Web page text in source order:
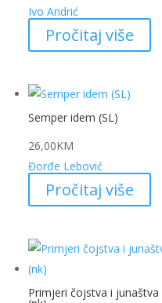
Ivo Andrić
Pročitaj više
Semper idem (SL)
26,00KM
Đorđe Lebović
Pročitaj više
Primjeri čojstva i junaštva